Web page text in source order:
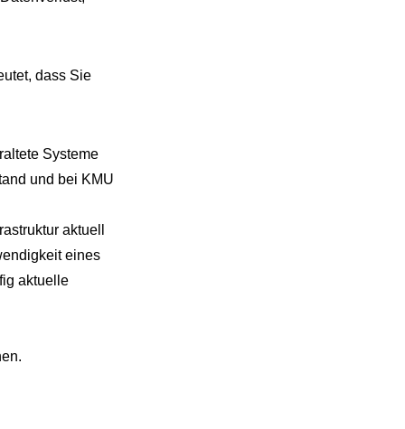
dass Sie
Systeme
und bei KMU
aktuell
eines
aktuelle